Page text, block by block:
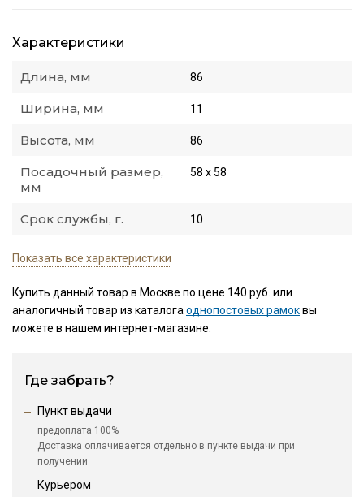
Характеристики
Длина, мм 86
Ширина, мм 11
Высота, мм 86
Посадочный размер,
мм
58 х 58
Срок службы, г. 10
Показать все характеристики
Купить данный товар в Москве по цене 140 руб. или
аналогичный товар из каталогаоднопостовых рамоквы
можете в нашем интернет-магазине.
Где забрать?
Пункт выдачи
предоплата 100%
Доставка оплачивается отдельно в пункте выдачи при
получении
Курьером